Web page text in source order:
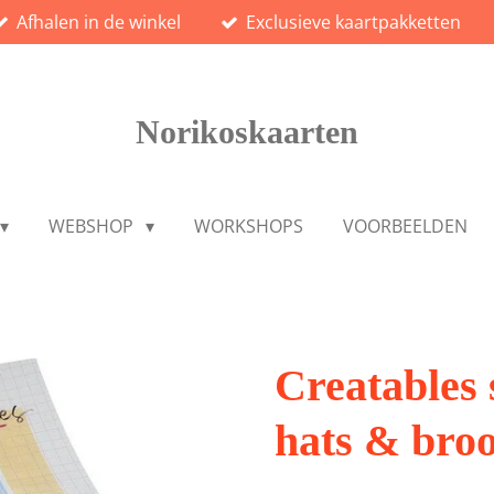
Afhalen in de winkel Exclusieve kaartpakketten
Norikoskaarten
WEBSHOP WORKSHOPS VOORBEELDEN
hats &